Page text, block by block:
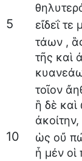
5 εἴδεΐ τε
τάων ,
τῆς καὶ
τοῖον
ἣ δὲ καὶ
ἀκοίτην,
10 ὡς οὔ
ἦ μέν οἱ